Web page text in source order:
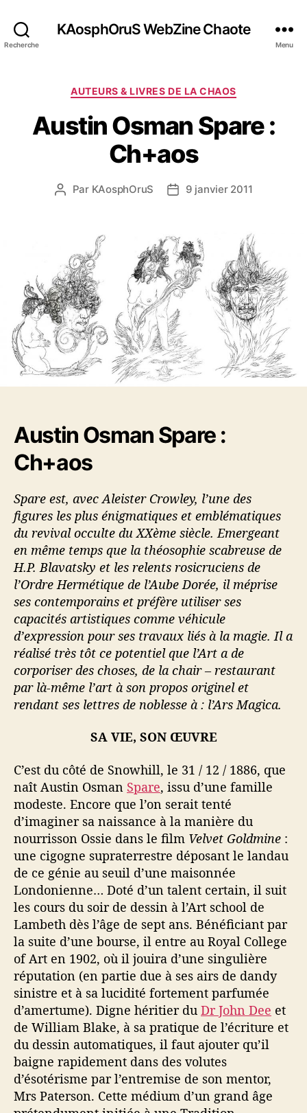
Recherche
KAosphOruS WebZine Chaote
Menu
C
t
é
g
o
AUTEURS & LIVRES DE LA CHAOS
Austin Osman Spare :
Ch+aos
A
r
d
e
l
’
a
r
t
i
e
Par KAosphOruS
D
e
d
e
l
’
a
r
t
i
c
l
9 janvier 2011
Austin Osman Spare :
Ch+aos
Spare est, avec Aleister Crowley, l’une des
figures les plus énigmatiques et emblématiques
du revival occulte du XXème siècle. Emergeant
en même temps que la théosophie scabreuse de
H.P. Blavatsky et les relents rosicruciens de
l’Ordre Hermétique de l’Aube Dorée, il méprise
ses contemporains et préfère utiliser ses
capacités artistiques comme véhicule
d’expression pour ses travaux liés à la magie. Il a
réalisé très tôt ce potentiel que l’Art a de
corporiser des choses, de la chair – restaurant
par là-même l’art à son propos originel et
rendant ses lettres de noblesse à : l’Ars Magica.
SA VIE, SON ŒUVRE
C’est du côté de Snowhill, le 31 / 12 / 1886, que
naît Austin Osman Spare, issu d’une famille
modeste. Encore que l’on serait tenté
d’imaginer sa naissance à la manière du
nourrisson Ossie dans le film Velvet Goldmine :
une cigogne supraterrestre déposant le landau
de ce génie au seuil d’une maisonnée
Londonienne… Doté d’un talent certain, il suit
les cours du soir de dessin à l’Art school de
Lambeth dès l’âge de sept ans. Bénéficiant par
la suite d’une bourse, il entre au Royal College
of Art en 1902, où il jouira d’une singulière
réputation (en partie due à ses airs de dandy
sinistre et à sa lucidité fortement parfumée
d’amertume). Digne héritier du Dr John Dee et
de William Blake, à sa pratique de l’écriture et
du dessin automatiques, il faut ajouter qu’il
baigne rapidement dans des volutes
d’ésotérisme par l’entremise de son mentor,
Mrs Paterson. Cette médium d’un grand âge